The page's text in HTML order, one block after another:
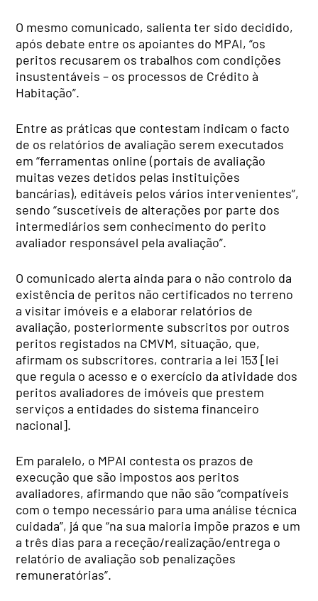
O mesmo comunicado, salienta ter sido decidido,
após debate entre os apoiantes do MPAI, “os
peritos recusarem os trabalhos com condições
insustentáveis – os processos de Crédito à
Habitação”.
Entre as práticas que contestam indicam o facto
de os relatórios de avaliação serem executados
em “ferramentas online (portais de avaliação
muitas vezes detidos pelas instituições
bancárias), editáveis pelos vários intervenientes”,
sendo “suscetíveis de alterações por parte dos
intermediários sem conhecimento do perito
avaliador responsável pela avaliação”.
O comunicado alerta ainda para o não controlo da
existência de peritos não certificados no terreno
a visitar imóveis e a elaborar relatórios de
avaliação, posteriormente subscritos por outros
peritos registados na CMVM, situação, que,
afirmam os subscritores, contraria a lei 153 [lei
que regula o acesso e o exercício da atividade dos
peritos avaliadores de imóveis que prestem
serviços a entidades do sistema financeiro
nacional].
Em paralelo, o MPAI contesta os prazos de
execução que são impostos aos peritos
avaliadores, afirmando que não são “compatíveis
com o tempo necessário para uma análise técnica
cuidada”, já que “na sua maioria impõe prazos e um
a três dias para a receção/realização/entrega o
relatório de avaliação sob penalizações
remuneratórias”.